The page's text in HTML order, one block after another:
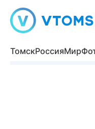
ТомскРоссияМир